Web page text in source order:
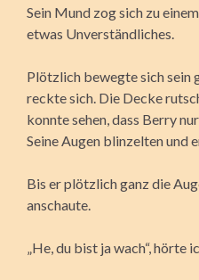
Sein Mund zog sich zu
etwas Unverständliches.
Plötzlich bewegte sich sein
reckte sich. Die Decke
konnte sehen, dass Berry
Seine Augen blinzelten und
Bis er plötzlich ganz die
anschaute.
„He, du bist ja wach“, hörte